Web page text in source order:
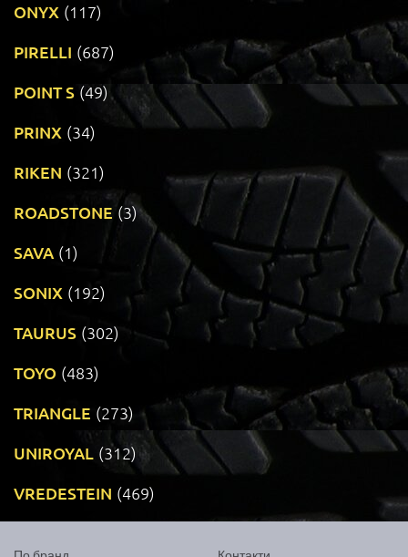
ONYX (117)
PIRELLI (687)
POINT S (49)
PRINX (34)
RIKEN (321)
ROADSTONE (3)
SAVA (1)
SONIX (192)
TAURUS (302)
TOYO (483)
TRIANGLE (273)
UNIROYAL (312)
VREDESTEIN (469)